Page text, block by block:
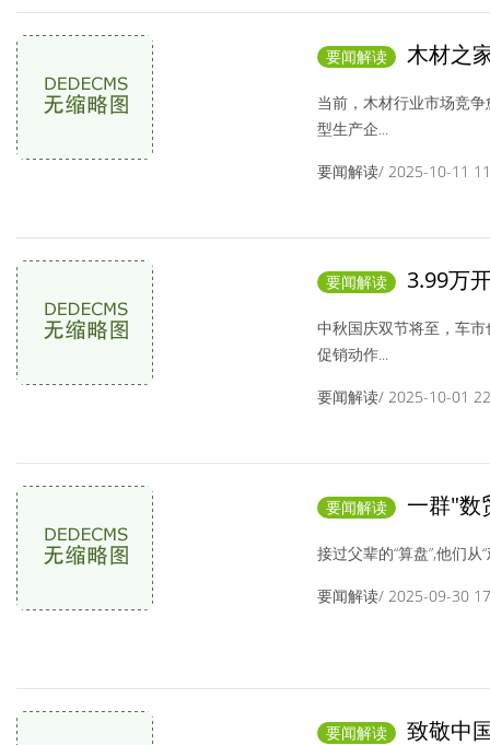
要闻解读
木材之
经营新路径
当前，木材行业市场竞
型生产企...
要闻解读/ 2025-10-11
要闻解读 3.99万
中秋国庆双节将至，车
促销动作...
要闻解读/ 2025-10-01
要闻解读 一群"数
接过父辈的“算盘”,他们从
要闻解读/ 2025-09-30
要闻解读 致敬中